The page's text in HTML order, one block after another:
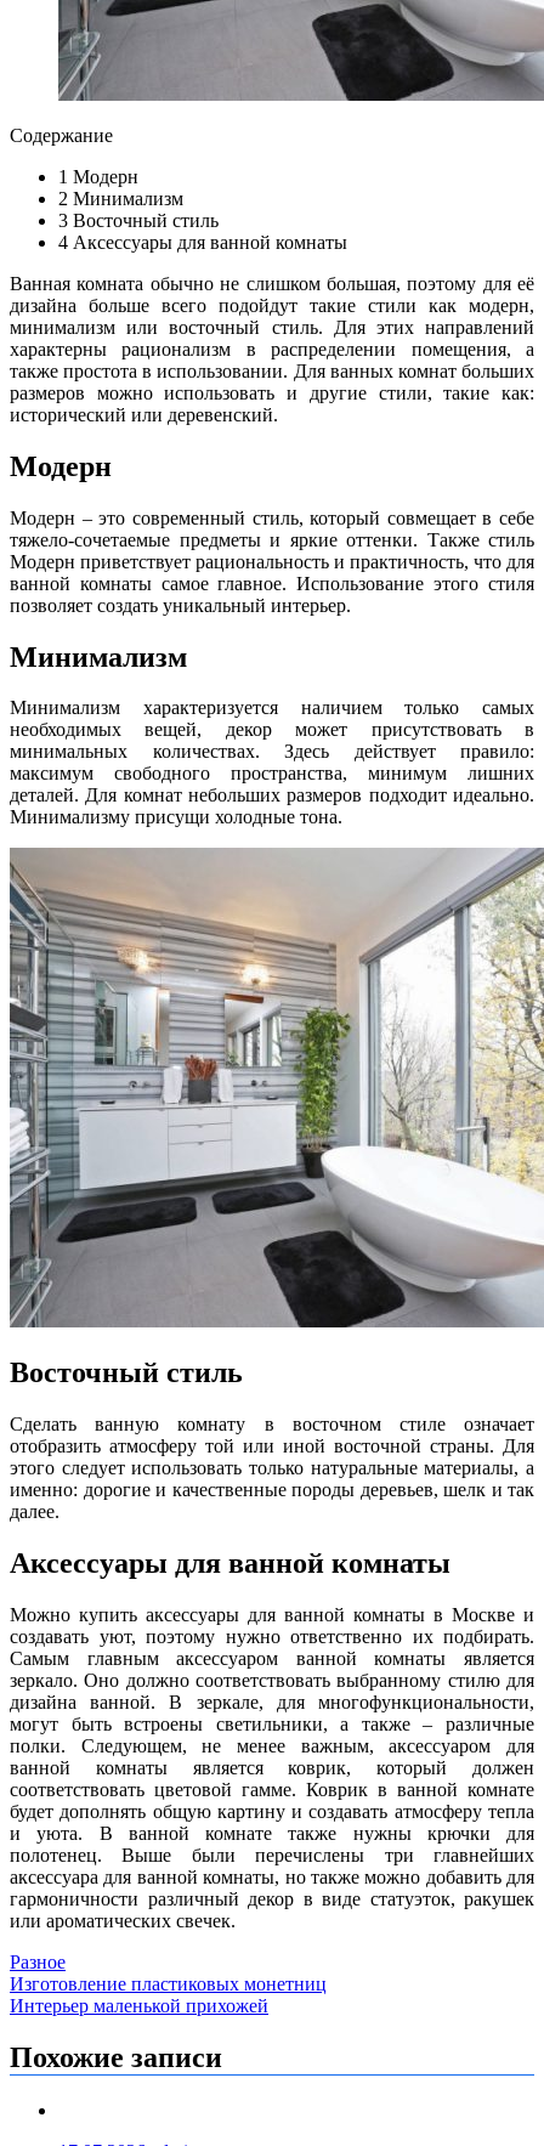
Содержание
1 Модерн
2 Минимализм
3 Восточный стиль
4 Аксессуары для ванной комнаты
Ванная комната обычно не слишком большая, поэтому для её
дизайна больше всего подойдут такие стили как модерн,
минимализм или восточный стиль. Для этих направлений
характерны рационализм в распределении помещения, а
также простота в использовании. Для ванных комнат больших
размеров можно использовать и другие стили, такие как:
исторический или деревенский.
Модерн
Модерн – это современный стиль, который совмещает в себе
тяжело-сочетаемые предметы и яркие оттенки. Также стиль
Модерн приветствует рациональность и практичность, что для
ванной комнаты самое главное. Использование этого стиля
позволяет создать уникальный интерьер.
Минимализм
Минимализм характеризуется наличием только самых
необходимых вещей, декор может присутствовать в
минимальных количествах. Здесь действует правило:
максимум свободного пространства, минимум лишних
деталей. Для комнат небольших размеров подходит идеально.
Минимализму присущи холодные тона.
Восточный стиль
Сделать ванную комнату в восточном стиле означает
отобразить атмосферу той или иной восточной страны. Для
этого следует использовать только натуральные материалы, а
именно: дорогие и качественные породы деревьев, шелк и так
далее.
Аксессуары для ванной комнаты
Можно купить аксессуары для ванной комнаты в Москве и
создавать уют, поэтому нужно ответственно их подбирать.
Самым главным аксессуаром ванной комнаты является
зеркало. Оно должно соответствовать выбранному стилю для
дизайна ванной. В зеркале, для многофункциональности,
могут быть встроены светильники, а также – различные
полки. Следующем, не менее важным, аксессуаром для
ванной комнаты является коврик, который должен
соответствовать цветовой гамме. Коврик в ванной комнате
будет дополнять общую картину и создавать атмосферу тепла
и уюта. В ванной комнате также нужны крючки для
полотенец. Выше были перечислены три главнейших
аксессуара для ванной комнаты, но также можно добавить для
гармоничности различный декор в виде статуэток, ракушек
или ароматических свечек.
Разное
Навигация
по
записям
Изготовление пластиковых монетниц
Интерьер маленькой прихожей
Похожие записи